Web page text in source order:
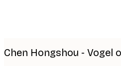
Chen Hongshou - Vogel